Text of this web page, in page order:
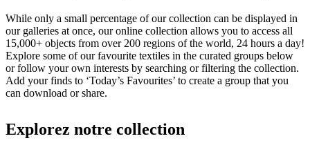
While only a small percentage of our collection can be displayed in
our galleries at once, our online collection allows you to access all
15,000+ objects from over 200 regions of the world, 24 hours a day!
Explore some of our favourite textiles in the curated groups below
or follow your own interests by searching or filtering the collection.
Add your finds to ‘Today’s Favourites’ to create a group that you
can download or share.
Explorez notre collection